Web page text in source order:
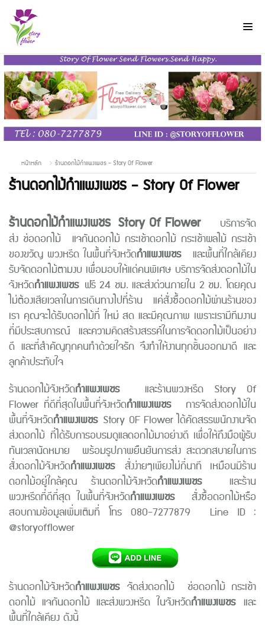
หน้าหลัก ร้านดอกไม้กำแพงเพชร - Story Of Flower
ร้านดอกไม้กำแพงเพชร - Story Of Flower
ร้านดอกไม้กำแพงเพชร Story Of Flower
บริการจัด
ส่ง ช่อดอกไม้
แจกันดอกไม้ กระเช้าดอกไม้ กระเช้าผลไม้ กระเช้า
ของขวัญ พวงหรีด ในพื้นที่จังหวัดกำแพงเพชร
และพื้นที่ใกล้เคียง
รับจัดดอกไม้ตามงบ เพื่อมอบให้แด่คนพิเศษ บริการจัดส่งดอกไม้ใน
จังหวัดกำแพงเพชร ฟรี24 ชม. และส่งด่วนภายใน 2 ชม. โดยคุณ
ไม่ต้องเสียเวลาในการเดินทางไปที่ร้าน แค่สั่งซื้อดอกไม้ผ่านร้านของ
เรา คุณจะได้รับดอกไม้ที่ ใหม่ สด และมีคุณภาพ เพราะเรามีทีมงาน
ที่มีประสบการณ์ และความคิดสร้างสรรค์ในการจัดดอกไม้เป็นอย่าง
ดี และที่สำคัญทุกคนทำด้วยใจรัก จึงทำให้งานทุกชิ้นออกมาดี และ
ลูกค้าประทับใจ
ร้านดอกไม้จังหวัดกำแพงเพชร
และร้านพวงหรีด Story Of
Flower ที่ดีที่สุดในพื้นที่จังหวัดกำแพงเพชร
การจัดส่งดอกไม้ใน
พื้นที่จังหวัดกำแพงเพชร Story OF Flowerได้คัดสรรพนักงานจัด
ส่งดอกไม้ ที่ได้รับการอบรมดูแลดอกไม้มาอย่างดี เพื่อให้ถึงมือผู้รับ
ทันเวลานัดหมาย
พร้อมรูปภาพยืนยันการส่ง สะดวกสบายในการ
สั่งดอกไม้จังหวัดกำแพงเพชร สั่งง่ายๆเพียงไม่กี่นาที เหมือนมีร้าน
ดอกไม้อยู่ใกล้คุณ
ร้านดอกไม้จังหวัดกำแพงเพชร
และร้าน
พวงหรีดที่ดีที่สุด ในพื้นที่จังหวัดกำแพงเพชร
สั่งซื้อดอกไม้หรือ
สอบถามข้อมูลเพิ่มเติมที่ โทร 080-7277879 Line ID :
@storyofflower
ร้านดอกไม้จังหวัดกำแพงเพชร จัดส่งดอกไม้ ช่อดอกไม้ กระเช้า
ดอกไม้ แจกันดอกไม้ และส่งพวงหรีด ในจังหวัดกำแพงเพชร และ
พื้นที่ใกล้เคียง ดังนี้